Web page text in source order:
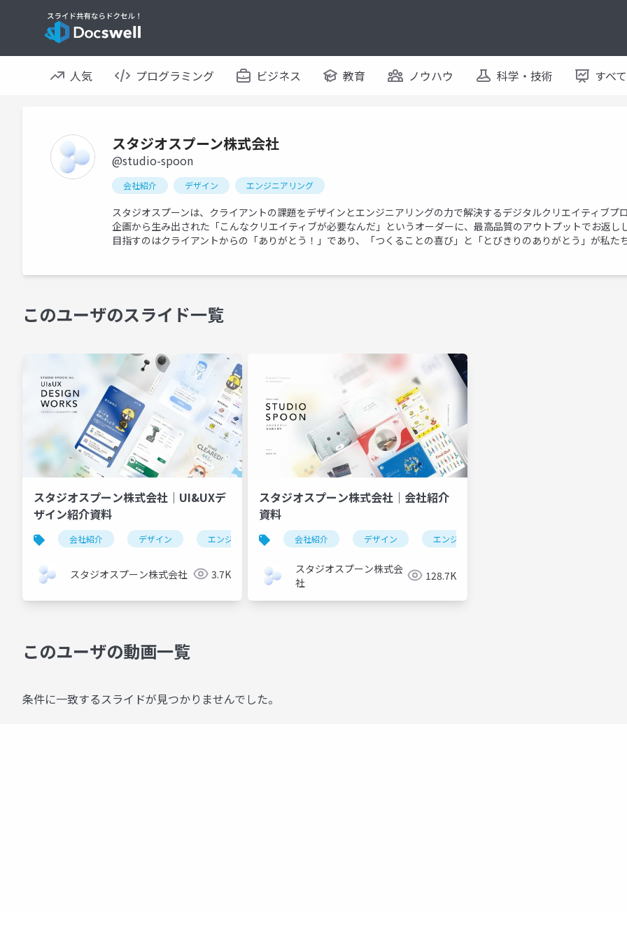
人気 プログラミング ビジネス 教育 ノウハウ 科学・技術 すべ
スタジオスプーン株式会社
@studio-spoon
会社紹介 デザイン エンジニアリング
スタジオスプーンは、クライアントの課題をデザインとエンジニアリングの力で解決するデジタルクリエイティブプ
企画から生み出された「こんなクリエイティブが必要なんだ」というオーダーに、最高品質のアウトプットでお返しし
目指すのはクライアントからの「ありがとう！」であり、「つくることの喜び」と「とびきりのありがとう」が私た
このユーザのスライド一覧
スタジオスプーン株式会社｜UI&UXデ
ザイン紹介資料
会社紹介 デザイン エンジニアリング デジタルクリエイティブ プロダクション
スタジオスプーン株式会社 3.7K
スタジオスプーン株式会社｜会社紹介
資料
会社紹介 デザイン エンジニアリング
スタジオスプーン株式会
社
128.7K
このユーザの動画一覧
条件に一致するスライドが見つかりませんでした。